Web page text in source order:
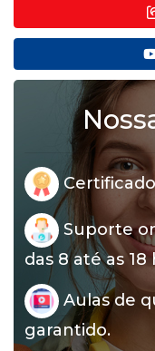
Suporte
das 8 até as 18
Aulas de
garantido.